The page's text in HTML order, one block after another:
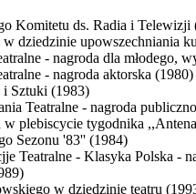
Komitetu ds. Radia i Telewizji
dziedzinie upowszechniania
- nagroda dla młodego,
- nagroda aktorska (1980)
Sztuki (1983)
Teatralne - nagroda
w plebiscycie tygodnika
Sezonu '83'' (1984)
Teatralne - Klasyka Polska -
w dziedzinie teatru